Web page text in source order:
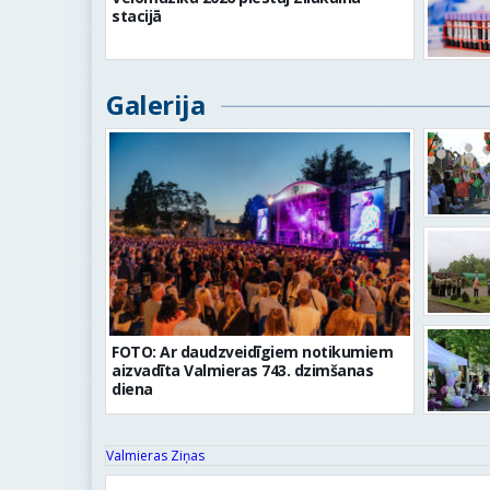
stacijā
Galerija
FOTO: Ar daudzveidīgiem notikumiem
aizvadīta Valmieras 743. dzimšanas
diena
Valmieras Ziņas